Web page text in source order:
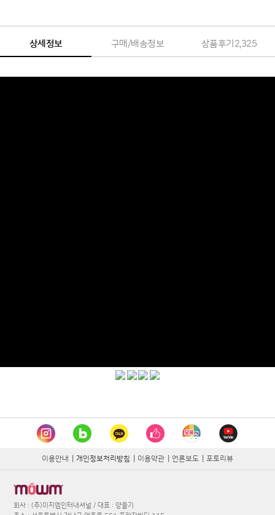
상세정보 구매/배송정보 상품후기 2,325
이용안내 개인정보처리방침 이용약관 언론보도 포토리뷰
회사 : (주)이지엠인터내셔널 / 대표 : 양을기